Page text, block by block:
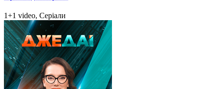
1+1 video, Серіали